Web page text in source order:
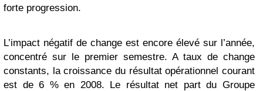
forte progression.
L’impact négatif de change est encore élevé sur l’année,
concentré sur le premier semestre. A taux de change
constants, la croissance du résultat opérationnel courant
est de 6 % en 2008. Le résultat net part du Groupe